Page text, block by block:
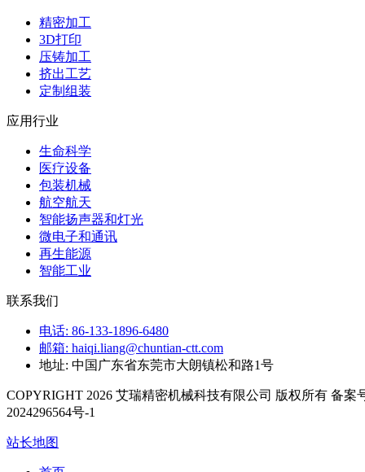
精密加工
3D打印
压铸加工
挤出工艺
定制组装
应用行业
生命科学
医疗设备
包装机械
航空航天
智能扬声器和灯光
微电子和通讯
再生能源
智能工业
联系我们
电话: 86-133-1896-6480
邮箱: haiqi.liang@chuntian-ctt.com
地址: 中国广东省东莞市大朗镇松和路1号
COPYRIGHT 2026 艾瑞精密机械科技有限公司 版权所有 备案
2024296564号-1
站长地图